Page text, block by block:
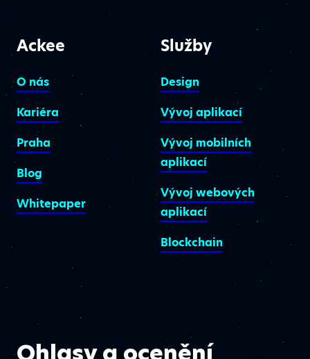
Ackee
O nás
Kariéra
Praha
Blog
Whitepaper
Služby
Design
Vývoj aplikací
Vývoj mobilních
aplikací
Vývoj webových
aplikací
Blockchain